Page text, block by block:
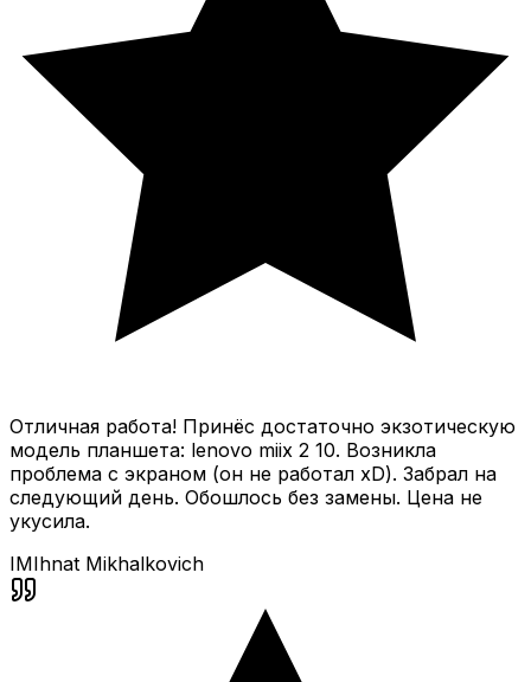
Отличная работа! Принёс достаточно экзотическую
модель планшета: lenovo miix 2 10. Возникла
проблема с экраном (он не работал xD). Забрал на
следующий день. Обошлось без замены. Цена не
укусила.
IMIhnat Mikhalkovich